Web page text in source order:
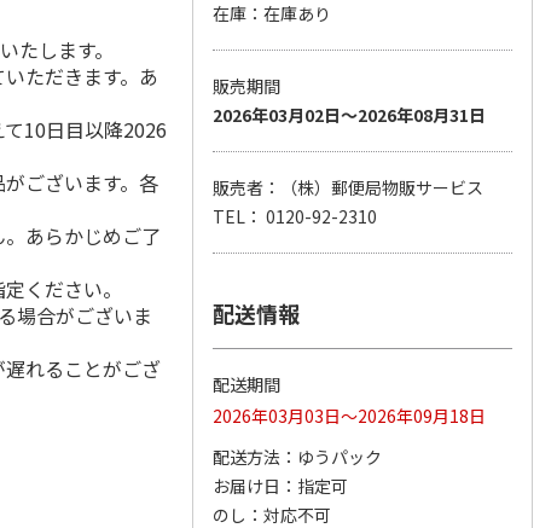
レーう
稲庭手延うどん Ｋ
小川の稲庭うどん詰
3,500円
(送料・税込)
します。
ただきます。あ
10日目以降2026
ございます。各
あらかじめご了
ください。
場合がございま
れることがござ
在庫：在庫あり
販売期間
2026年03月02日～2026年08月31日
販売者：（株）郵便局物販サービス
TEL： 0120-92-2310
配送情報
配送期間
2026年03月03日～2026年09月18日
配送方法
ゆうパック
お届け日
指定可
のし
対応不可